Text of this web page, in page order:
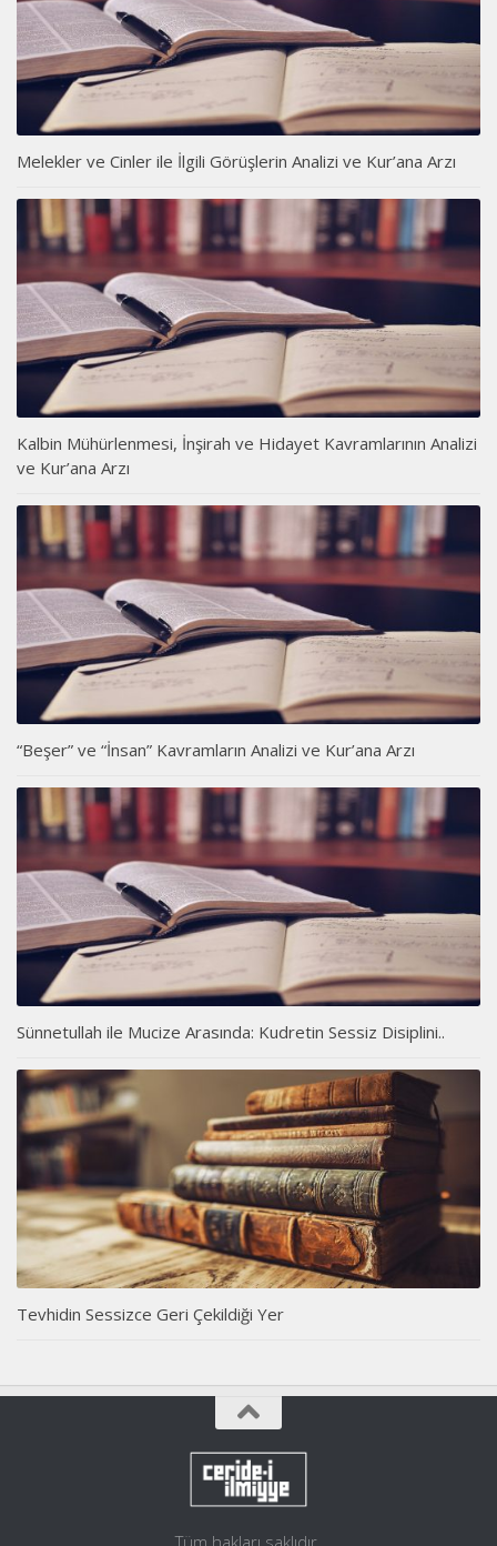
Melekler ve Cinler ile İlgili Görüşlerin Analizi ve Kur’ana Arzı
Kalbin Mühürlenmesi, İnşirah ve Hidayet Kavramlarının Analizi
ve Kur’ana Arzı
“Beşer” ve “İnsan” Kavramların Analizi ve Kur’ana Arzı
Sünnetullah ile Mucize Arasında: Kudretin Sessiz Disiplini..
Tevhidin Sessizce Geri Çekildiği Yer
Tüm hakları saklıdır.